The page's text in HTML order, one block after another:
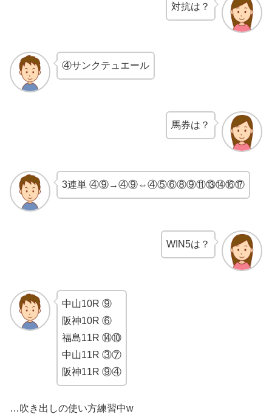
対抗は？
④サンクテュエール
馬券は？
3連単 ④⑨→④⑨⇔④⑤⑥⑧⑨⑪⑬⑭⑯⑰
WIN5は？
中山10R ⑨
阪神10R ⑥
福島11R ⑭⑩
中山11R ③⑦
阪神11R ⑨④
…吹き出しの使い方練習中w